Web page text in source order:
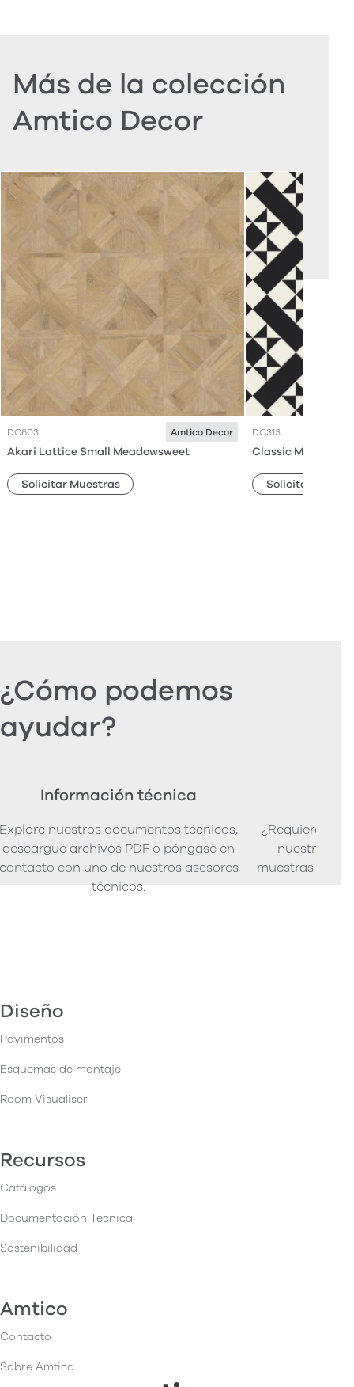
Más de la colección
Amtico Decor
DC603 Amtico Decor
Akari Lattice Small Meadowsweet
Solicitar Muestras
DC313
Classic Moderna
Solicitar
¿Cómo podemos
ayudar?
Información técnica
Explore nuestros documentos técnicos,
descargue archivos PDF o póngase en
con uno de nuestros asesores
técnicos.
¿Requiere
nuestra
muestras de
Diseño
Pavimentos
Esquemas de montaje
Room Visualiser
Recursos
Catálogos
Documentación Técnica
Sostenibilidad
Amtico
Contacto
Sobre Amtico